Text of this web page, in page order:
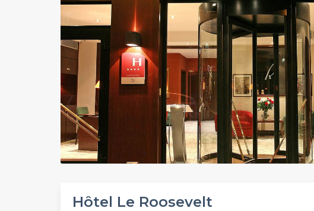
Hôtel Le Roosevelt